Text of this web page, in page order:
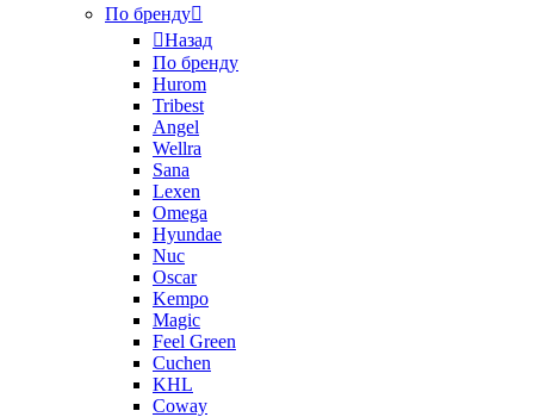
По бренду
Назад
По бренду
Hurom
Tribest
Angel
Wellra
Sana
Lexen
Omega
Hyundae
Nuc
Oscar
Kempo
Magic
Feel Green
Cuchen
KHL
Coway